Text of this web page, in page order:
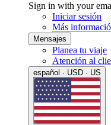
Sign in with your
Iniciar sesión
Más
Mensajes
Planea tu viaje
Atención al
español · USD · US